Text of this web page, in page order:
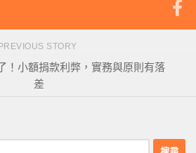
PREVIOUS STORY
！小額捐款利弊，實務與原則有落
差